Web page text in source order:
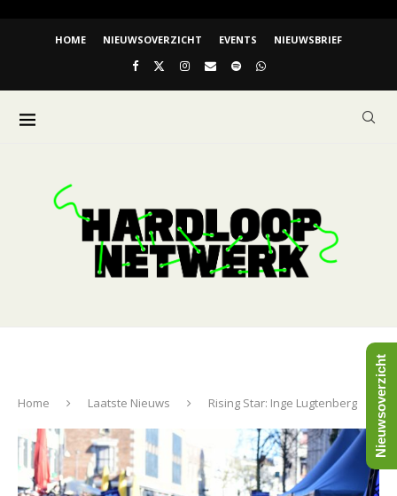
HOME NIEUWSOVERZICHT EVENTS NIEUWSBRIEF
Home Laatste Nieuws Rising Star: Inge Lugtenberg Nieuwsoverzicht